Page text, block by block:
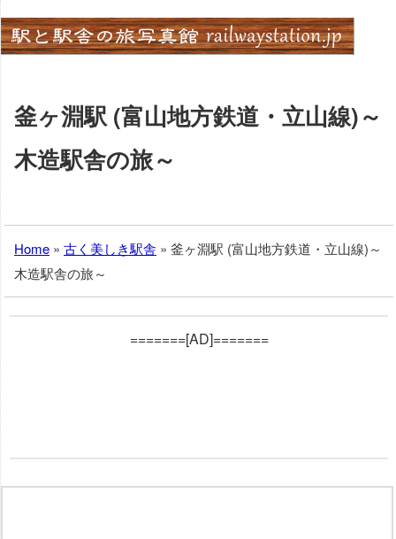
Skip
to
content
釜ヶ淵駅 (富山地方鉄道・立山線)～
木造駅舎の旅～
Home » 古く美しき駅舎 » 釜ヶ淵駅 (富山地方鉄道・立山線)～
木造駅舎の旅～
=======[AD]=======